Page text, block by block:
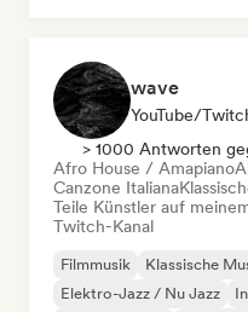
wave
YouTube/
> 1000 Antworten
Afro House / Amapiano
Canzone Italiana
Teile Künstler auf
Twitch-Kanal
Filmmusik Klassische
Elektro-Jazz / Nu Jazz